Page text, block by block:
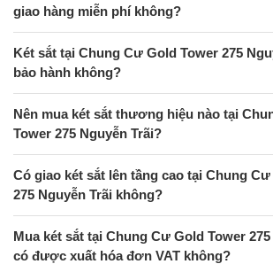
giao hàng miễn phí không?
Két sắt tại Chung Cư Gold Tower 275
bảo hành không?
Nên mua két sắt thương hiệu nào tại
Tower 275 Nguyễn Trãi?
Có giao két sắt lên tầng cao tại Chung
275 Nguyễn Trãi không?
Mua két sắt tại Chung Cư Gold Tower
có được xuất hóa đơn VAT không?